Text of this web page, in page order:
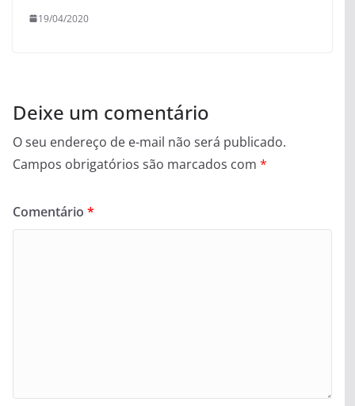
19/04/2020
Deixe um comentário
O seu endereço de e-mail não será publicado.
Campos obrigatórios são marcados com *
Comentário *